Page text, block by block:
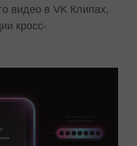
видео в VK Клипах,
кросс-